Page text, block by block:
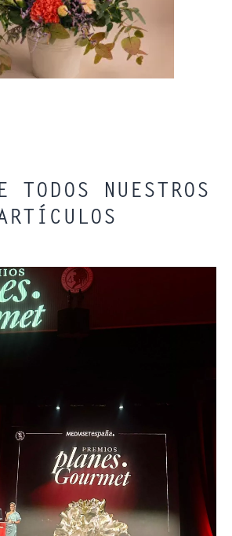
TODOS NUESTROS